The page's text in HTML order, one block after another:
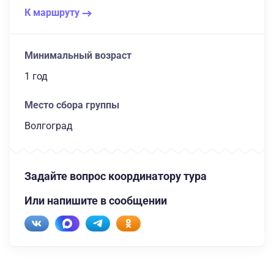
К маршруту
Минимальный возраст
1 год
Место сбора группы
Волгоград
Задайте вопрос координатору тура
Или напишите в сообщении